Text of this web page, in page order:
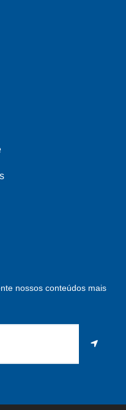
nossos conteúdos mais